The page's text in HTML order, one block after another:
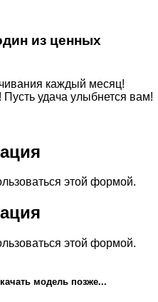
из ценных
каждый месяц!
удача улыбнется вам!
этой формой.
этой формой.
модель позже...